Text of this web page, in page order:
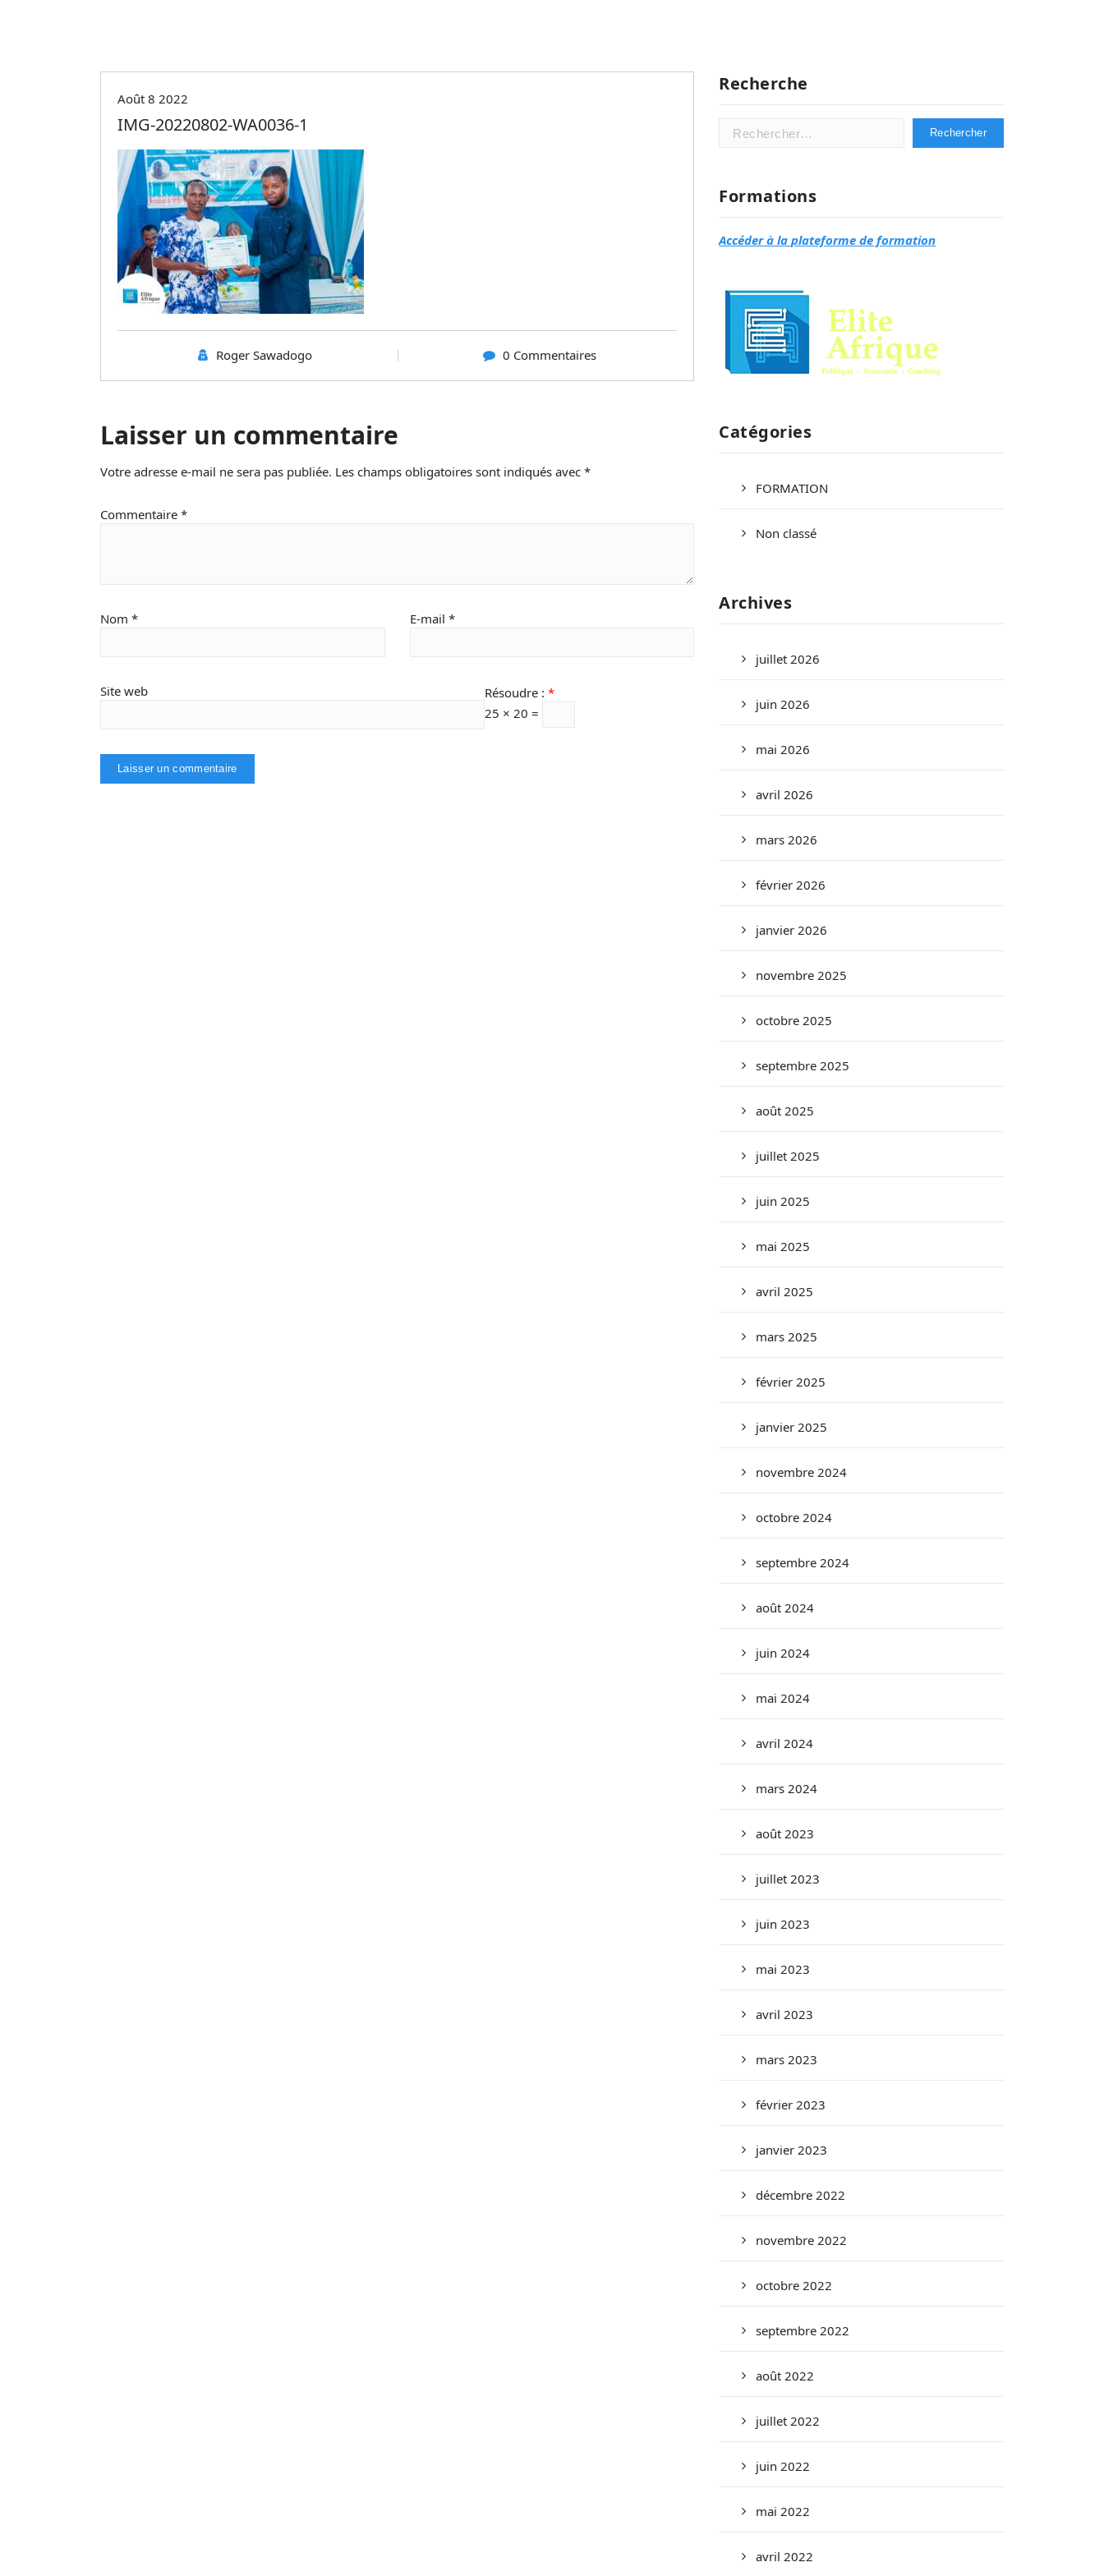
Août 8 2022
IMG-20220802-WA0036-1
Roger Sawadogo 0 Commentaires
Laisser un commentaire
Votre adresse e-mail ne sera pas publiée. Les champs obligatoires sont indiqués avec *
Commentaire *
Nom * E-mail *
Site web Résoudre :*
25 × 20 =
Recherche
Rechercher :
Formations
Accéder à la plateforme de formation
Catégories
FORMATION
Non classé
Archives
juillet 2026
juin 2026
mai 2026
avril 2026
mars 2026
février 2026
janvier 2026
novembre 2025
octobre 2025
septembre 2025
août 2025
juillet 2025
juin 2025
mai 2025
avril 2025
mars 2025
février 2025
janvier 2025
novembre 2024
octobre 2024
septembre 2024
août 2024
juin 2024
mai 2024
avril 2024
mars 2024
août 2023
juillet 2023
juin 2023
mai 2023
avril 2023
mars 2023
février 2023
janvier 2023
décembre 2022
novembre 2022
octobre 2022
septembre 2022
août 2022
juillet 2022
juin 2022
mai 2022
avril 2022